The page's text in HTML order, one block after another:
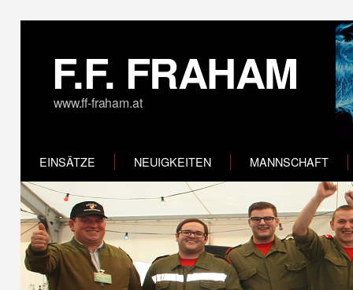
F.F. FRAHAM
www.ff-fraham.at
EINSÄTZE NEUIGKEITEN MANNSCHAFT